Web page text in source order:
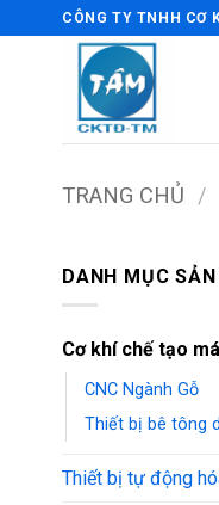
qua
CÔNG TY TNHH CƠ
TRANG CHỦ /
DANH MỤC
Cơ khí chế tạo
CNC Ngành Gỗ
Thiết bị bê tông
Thiết bị tự động